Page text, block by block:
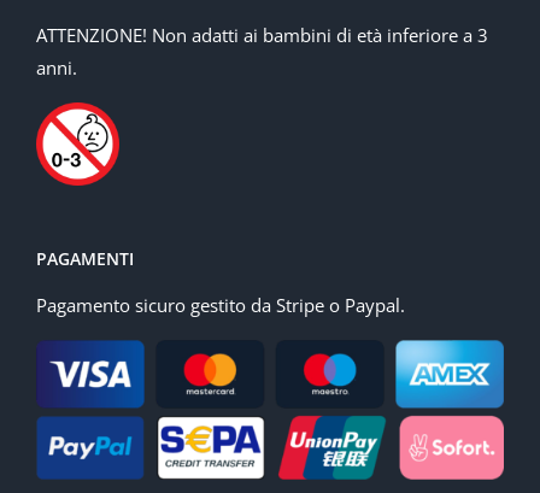
ATTENZIONE! Non adatti ai bambini di età inferiore a 3
anni.
PAGAMENTI
Pagamento sicuro gestito da Stripe o Paypal.